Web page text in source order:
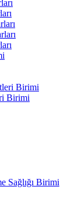
Birimi
Birimi
Sağlığı Birimi